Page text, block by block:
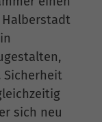
Halberstadt
sich neu